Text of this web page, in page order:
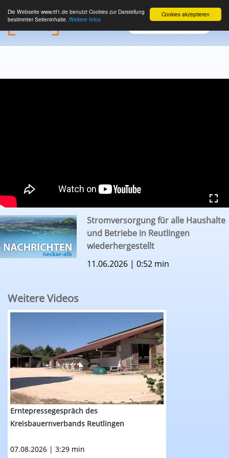
Cookies akzeptieren
Die Webseite www.rtf1.de benutzt Cookies zur Darstellung
bestimmter Seiteninhalte. Weitere Infos
Stromversorgung für alle Haushalte
und Betriebe in Reutlingen
wiederhergestellt
11.06.2026 | 0:52 min
Weitere Videos
RTF.1-Nachrichten: Erntepressegespräch des
Erntepressegespräch des
Kreisbauernverbands Reutlingen
07.08.2026 | 3:29 min